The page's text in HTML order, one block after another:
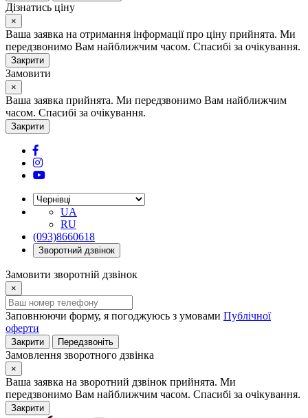
Дізнатись ціну
×
Ваша заявка на отримання інформації про ціну прийнята. Ми
передзвонимо Вам найближчим часом. Спасибі за очікування.
Закрити
Замовити
×
Ваша заявка прийнята. Ми передзвонимо Вам найближчим
часом. Спасибі за очікування.
Закрити
UA
RU
(093)8660618
Зворотний дзвінок
Замовити зворотній дзвінок
×
Заповнюючи форму, я погоджуюсь з умовами Публічної
оферти
Закрити Передзвоніть
Замовлення зворотного дзвінка
×
Ваша заявка на зворотний дзвінок прийнята. Ми
передзвонимо Вам найближчим часом. Спасибі за очікування.
Закрити